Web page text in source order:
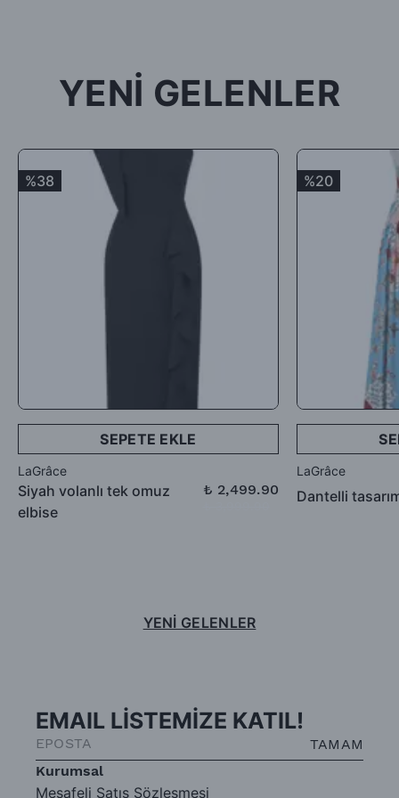
uygunluğunun kontrolünden sonra, 7 ile 10 iş günü arasında
ürün bedelinizden iade kargo ücretinizin kesintisi yapılarak geri
Satın aldığınız ürünler için Hediye Çeki, Değişim ya da ücret
iadesi talep edebilirsiniz.
YENİ GELENLER
%38
SEPETE EKLE
LaGrâce
Siyah volanlı tek omuz
elbise
₺ 2,499.90
%20
LaGrâce
Dantelli
YENİ GELENLER
Kurumsal
Mesafeli Satış Sözleşmesi
EMAIL LİSTEMİZE KATIL!
TAMAM